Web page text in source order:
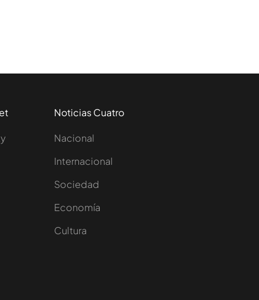
Noticias Cuatro
Nacional
Internacional
Sociedad
Economía
Cultura